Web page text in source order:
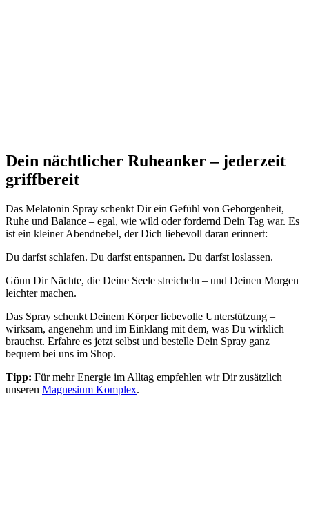
Dein nächtlicher Ruheanker – jederzeit
griffbereit
Das Melatonin Spray schenkt Dir ein Gefühl von Geborgenheit,
Ruhe und Balance – egal, wie wild oder fordernd Dein Tag war. Es
ist ein kleiner Abendnebel, der Dich liebevoll daran erinnert:
Du darfst schlafen. Du darfst entspannen. Du darfst loslassen.
Gönn Dir Nächte, die Deine Seele streicheln – und Deinen Morgen
leichter machen.
Das Spray schenkt Deinem Körper liebevolle Unterstützung –
wirksam, angenehm und im Einklang mit dem, was Du wirklich
brauchst. Erfahre es jetzt selbst und bestelle Dein Spray ganz
bequem bei uns im Shop.
Tipp: Für mehr Energie im Alltag empfehlen wir Dir zusätzlich
unseren Magnesium Komplex.